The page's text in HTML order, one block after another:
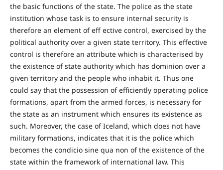
the basic functions of the state. The police as the state
institution whose task is to ensure internal security is
therefore an element of eff ective control, exercised by the
political authority over a given state territory. This effective
control is therefore an attribute which is characterised by
the existence of state authority which has dominion over a
given territory and the people who inhabit it. Thus one
could say that the possession of efficiently operating police
formations, apart from the armed forces, is necessary for
the state as an instrument which ensures its existence as
such. Moreover, the case of Iceland, which does not have
military formations, indicates that it is the police which
becomes the condicio sine qua non of the existence of the
state within the framework of international law. This